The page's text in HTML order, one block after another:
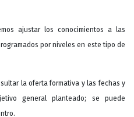
ajustar los conocimientos a las
por niveles en este tipo de
la oferta formativa y las fechas y
general planteado; se puede